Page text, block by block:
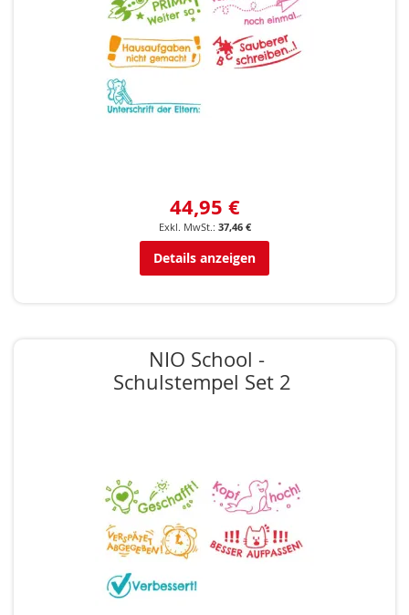
44,95 €
37,46 €
Details anzeigen
NIO School -
Schulstempel Set 2